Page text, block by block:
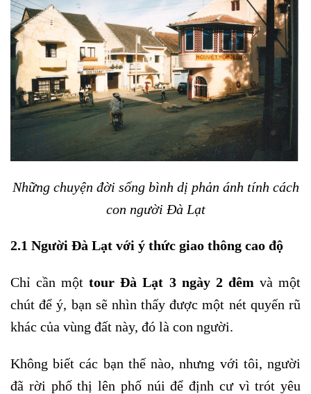
Những chuyện đời sống bình dị phản ánh tính cách
con người Đà Lạt
2.1 Người Đà Lạt với ý thức giao thông cao độ
Chỉ cần mộttour Đà Lạt 3 ngày 2 đêm và một
chút để ý, bạn sẽ nhìn thấy được một nét quyến rũ
khác của vùng đất này, đó là con người.
Không biết các bạn thế nào, nhưng với tôi, người
đã rời phố thị lên phố núi để định cư vì trót yêu